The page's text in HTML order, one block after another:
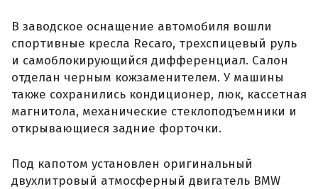
В заводское оснащение автомобиля вошли
спортивные кресла Recaro, трехспицевый руль
и самоблокирующийся дифференциал. Салон
отделан черным кожзаменителем. У машины
также сохранились кондиционер, люк, кассетная
магнитола, механические стеклоподъемники и
открывающиеся задние форточки.
Под капотом установлен оригинальный
двухлитровый атмосферный двигатель BMW